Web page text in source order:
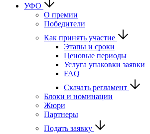
УФО
О премии
Победители
Как принять участие
Этапы и сроки
Ценовые периоды
Услуга упаковки заявки
FAQ
Скачать регламент
Блоки и номинации
Жюри
Партнеры
Подать заявку